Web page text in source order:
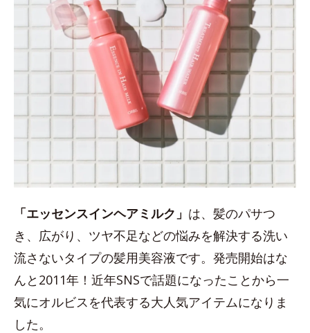
「エッセンスインヘアミルク」 は、髪のパサつ
き、広がり、ツヤ不足などの悩みを解決する洗い
流さないタイプの髪用美容液です。発売開始はな
んと2011年！近年SNSで話題になったことから一
気にオルビスを代表する大人気アイテムになりま
した。